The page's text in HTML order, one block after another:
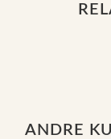
ANDRE